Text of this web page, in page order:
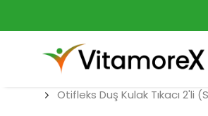
Otifleks Duş Kulak Tıkacı 2'li